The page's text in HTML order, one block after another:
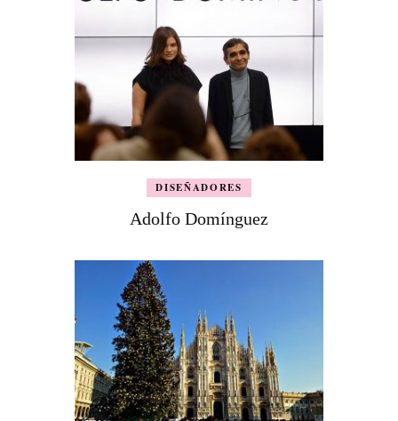
DISEÑADORES
Adolfo Domínguez